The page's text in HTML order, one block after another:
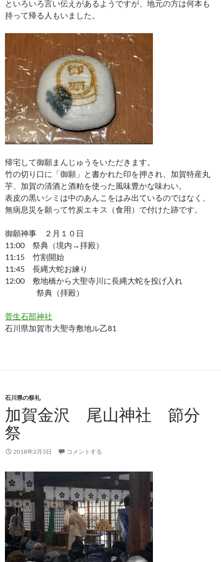
といろいろ言い伝えがあるようですが、地元の方は何本も
持って帰る人もいました。
帰宅して御願まんじゅうをいただきます。
竹の切り口に「御願」と書かれた印を押され、加賀特産丸
芋、加賀の清酒と酒粕を使った風味豊かな味わい。
表皮の黒いシミは中のあんこをはみ出ているのではなく、
無病息災を願って竹炭エキス（食用）で付けた跡です。
御願神事 ２月１０日
11:00 祭典（境内→拝殿）
11:15 竹割開始
11:45 長縄大蛇お練り
12:00 敷地橋から大聖寺川に長縄大蛇を投げ入れ
祭典（拝殿）
菅生石部神社
石川県加賀市大聖寺敷地ル乙81
石川県の祭礼
加賀金沢 尾山神社 節分
祭
2018年2月3日 コメントする